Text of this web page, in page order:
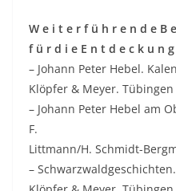
W e i t e r f ü h r e n d e B
f ü r d i e E n t d e c k u n
– Johann Peter Hebel.
Klöpfer & Meyer. Tübingen
– Johann Peter Hebel am
F.
Littmann/H. Schmidt-
–